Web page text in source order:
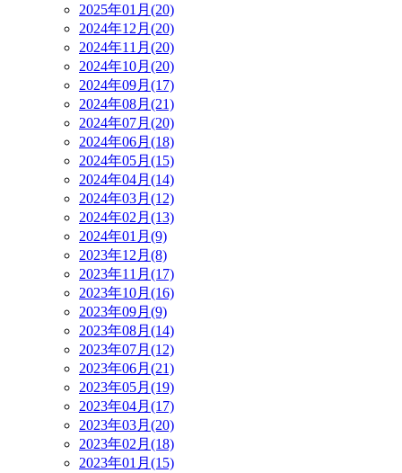
2025年01月(20)
2024年12月(20)
2024年11月(20)
2024年10月(20)
2024年09月(17)
2024年08月(21)
2024年07月(20)
2024年06月(18)
2024年05月(15)
2024年04月(14)
2024年03月(12)
2024年02月(13)
2024年01月(9)
2023年12月(8)
2023年11月(17)
2023年10月(16)
2023年09月(9)
2023年08月(14)
2023年07月(12)
2023年06月(21)
2023年05月(19)
2023年04月(17)
2023年03月(20)
2023年02月(18)
2023年01月(15)